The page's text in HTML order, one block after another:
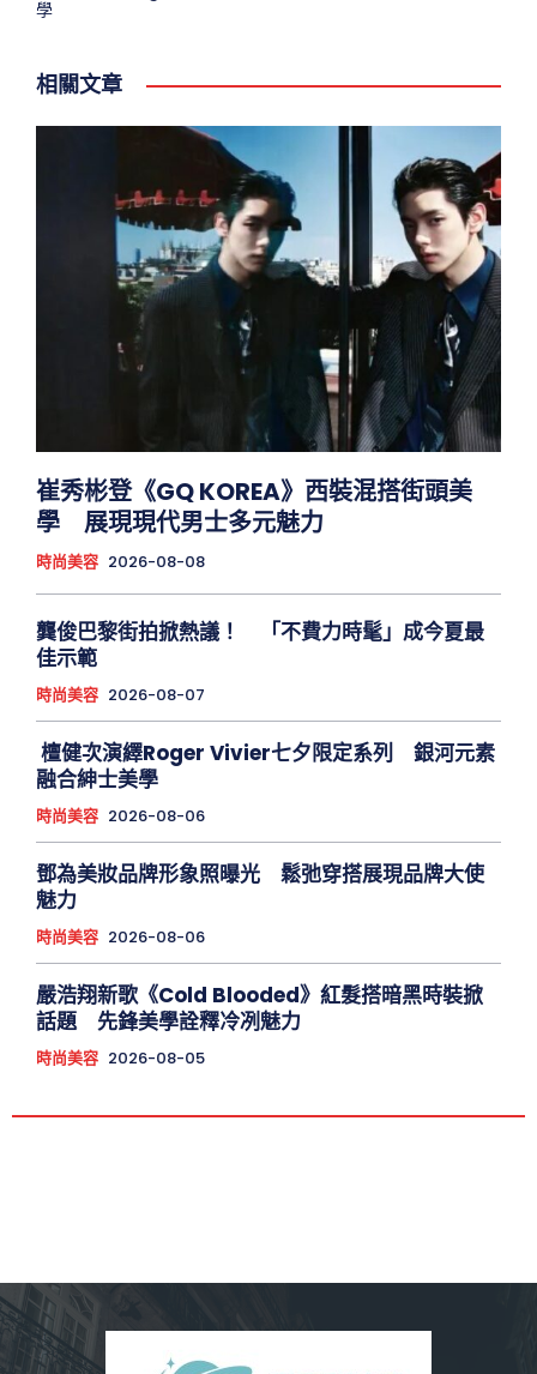
學
相關文章
崔秀彬登《GQ KOREA》西裝混搭街頭美
學 展現現代男士多元魅力
時尚美容 2026-08-08
龔俊巴黎街拍掀熱議！ 「不費力時髦」成今夏最
佳示範
時尚美容 2026-08-07
檀健次演繹Roger Vivier七夕限定系列 銀河元素
融合紳士美學
時尚美容 2026-08-06
鄧為美妝品牌形象照曝光 鬆弛穿搭展現品牌大使
魅力
時尚美容 2026-08-06
嚴浩翔新歌《Cold Blooded》紅髮搭暗黑時裝掀
話題 先鋒美學詮釋冷冽魅力
時尚美容 2026-08-05